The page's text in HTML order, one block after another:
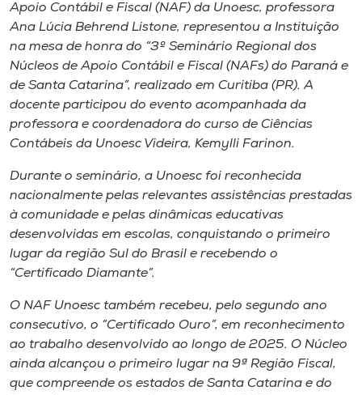
Biblioteca
Editora
Rádio
Unoesc
Store
Selecione
o idioma
A+
Apoio Contábil e Fiscal (NAF) da Unoesc, professora
Ana Lúcia Behrend Listone, representou a Instituição
na mesa de honra do “3º Seminário Regional dos
Núcleos de Apoio Contábil e Fiscal (NAFs) do Paraná e
de Santa Catarina”, realizado em Curitiba (PR). A
docente participou do evento acompanhada da
professora e coordenadora do curso de Ciências
Contábeis da Unoesc Videira, Kemylli Farinon.
Durante o seminário, a Unoesc foi reconhecida
nacionalmente pelas relevantes assistências prestadas
à comunidade e pelas dinâmicas educativas
desenvolvidas em escolas, conquistando o primeiro
lugar da região Sul do Brasil e recebendo o
“Certificado Diamante”.
O NAF Unoesc também recebeu, pelo segundo ano
consecutivo, o “Certificado Ouro”, em reconhecimento
ao trabalho desenvolvido ao longo de 2025. O Núcleo
ainda alcançou o primeiro lugar na 9ª Região Fiscal,
que compreende os estados de Santa Catarina e do